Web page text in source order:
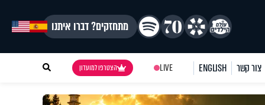
מתחזקים? דברו איתנו
צור קשר ENGLISH
LIVE הצטרפו למועדון